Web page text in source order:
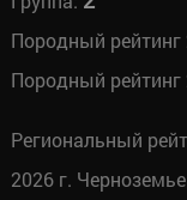
Породный рейтинг
Породный рейтинг
Региональный
2026 г.